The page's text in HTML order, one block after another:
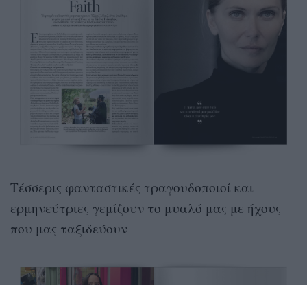
Τέσσερις φανταστικές τραγουδοποιοί και
ερμηνεύτριες γεμίζουν το μυαλό μας με ήχους
που μας ταξιδεύουν